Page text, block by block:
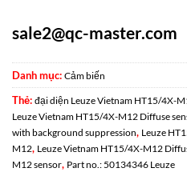
sale2@qc-master.com
Danh mục: Cảm biến
Thẻ: đại diện Leuze Vietnam HT15/4X-
Leuze Vietnam HT15/4X-M12 Diffuse
with background suppression, Leuze
M12, Leuze Vietnam HT15/4X-M12
M12 sensor, Part no.: 50134346 Leuze